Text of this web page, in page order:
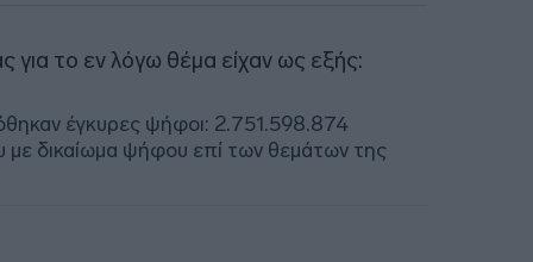
το εν λόγω θέμα είχαν ως εξής:
έγκυρες ψήφοι: 2.751.598.874
με δικαίωμα ψήφου επί των θεμάτων της